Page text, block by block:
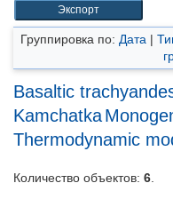
Группировка по: Дата |
Basaltic
Kamchatka
Thermodynamic
Количество объектов: 6